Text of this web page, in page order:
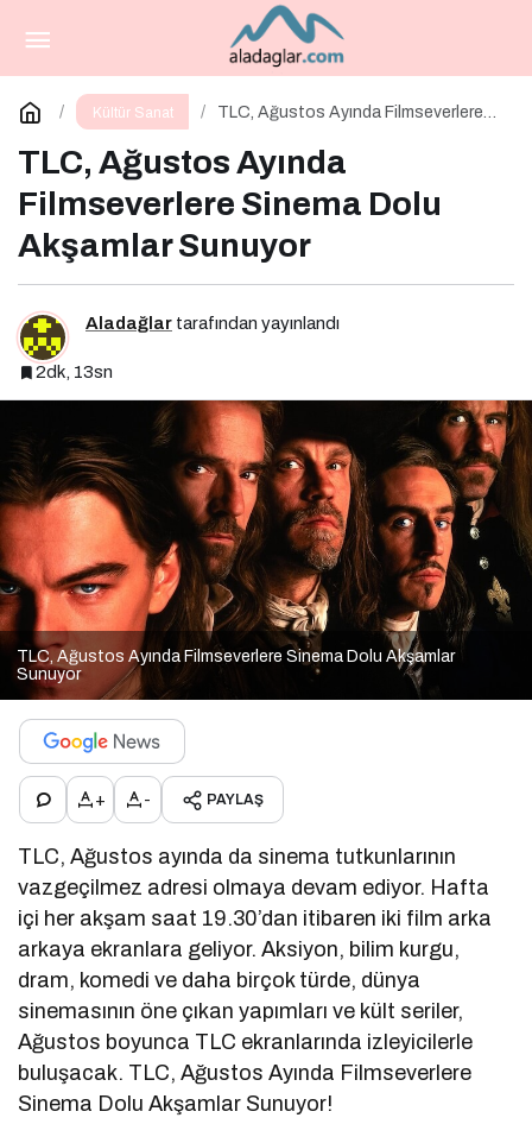
Kültür Sanat
TLC, Ağustos Ayında Filmseverlere
TLC, Ağustos Ayında
Filmseverlere Sinema Dolu
Akşamlar Sunuyor
Aladağlar tarafından yayınlandı
2dk, 13sn
TLC, Ağustos Ayında Filmseverlere Sinema Dolu Akşamlar
Sunuyor
+ - PAYLAŞ
TLC, Ağustos ayında da sinema tutkunlarının
vazgeçilmez adresi olmaya devam ediyor. Hafta
içi her akşam saat 19.30’dan itibaren iki film arka
arkaya ekranlara geliyor. Aksiyon, bilim kurgu,
dram, komedi ve daha birçok türde, dünya
sinemasının öne çıkan yapımları ve kült seriler,
Ağustos boyunca TLC ekranlarında izleyicilerle
buluşacak. TLC, Ağustos Ayında Filmseverlere
Sinema Dolu Akşamlar Sunuyor!
18 Temmuz Cuma Vizyona Girecek Filmler
Belli Oldu
Yorum Yap